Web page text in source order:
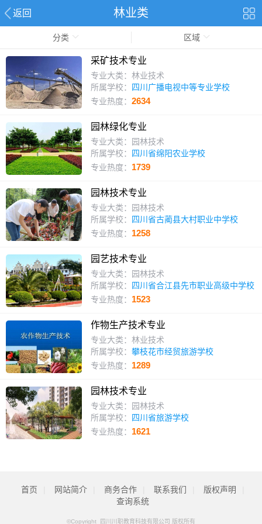
返回 林业类
分类 区域
采矿技术专业
专业大类：林业技术
所属学校：
四川广播电视中等专业学校
专业热度： 2634
园林绿化专业
专业大类：园林技术
所属学校：
四川省绵阳农业学校
专业热度： 1739
园林技术专业
专业大类：园林技术
所属学校：
四川省古蔺县大村职业中学校
专业热度： 1258
园艺技术专业
专业大类：园林技术
所属学校：
四川省合江县先市职业高级中学校
专业热度： 1523
作物生产技术专业
专业大类：林业技术
所属学校： 攀枝花市经贸旅游学校
专业热度： 1289
园林技术专业
专业大类：园林技术
所属学校：
四川省旅游学校
专业热度： 1621
首页 网站简介 商务合作 联系我们 版权声明
查询系统
©Copyright 四川川职教育科技有限公司 版权所有